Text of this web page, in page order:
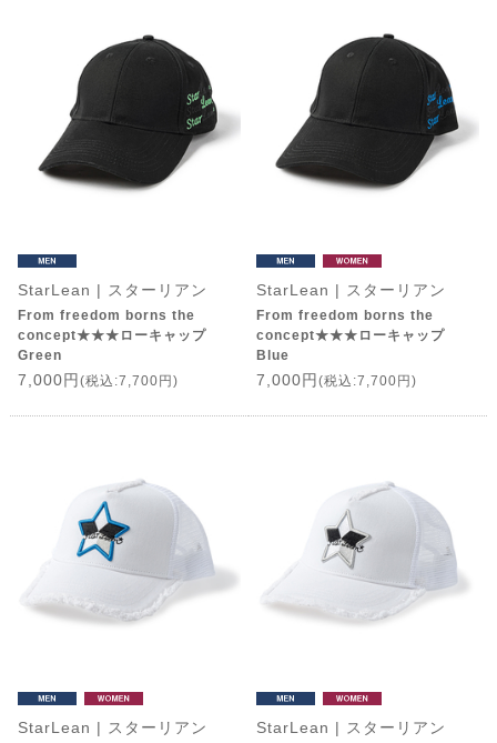
StarLean | スターリアン
From freedom borns the
concept★★★ローキャップ
Green
7,000円 (税込:7,700円)
StarLean | スターリアン
From freedom borns the
concept★★★ローキャップ
Blue
7,000円 (税込:7,700円)
StarLean | スターリアン StarLean | スターリアン